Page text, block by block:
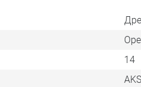
14
AKS